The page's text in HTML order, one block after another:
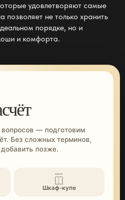
удовлетворяют самые
не только хранить
порядке, но и
и комфорта.
вопросов — подготовим
Без сложных терминов,
позже.
Шкаф-купе